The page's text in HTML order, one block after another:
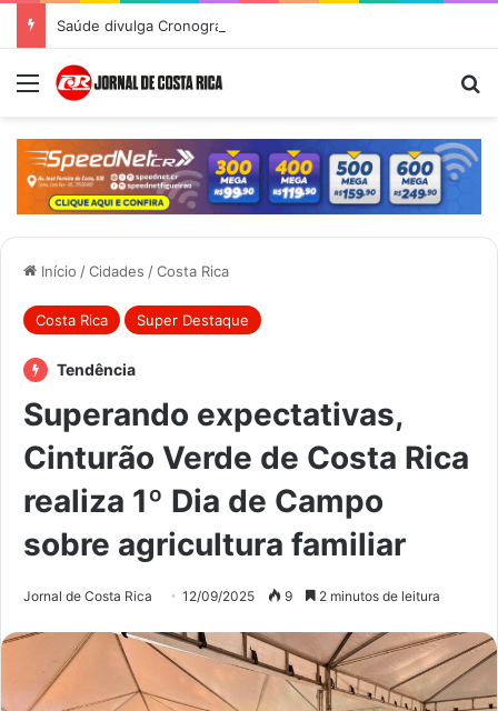
Menu
Início /Cidades /Costa Rica
Costa Rica Super Destaque
Tendência
Superando expectativas,
Cinturão Verde de Costa Rica
realiza 1º Dia de Campo
sobre agricultura familiar
Jornal de Costa Rica 12/09/2025 9 2 minutos de leitura